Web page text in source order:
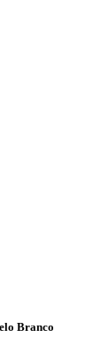
Branco